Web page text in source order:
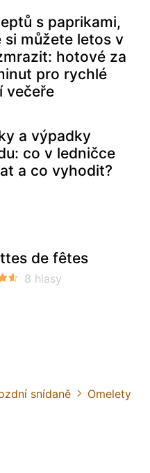
s paprikami,
si můžete letos v
hotové za
pro rychlé
večeře
a výpadky
co v ledničce
a co vyhodit?
de fêtes
snídaně Omelety